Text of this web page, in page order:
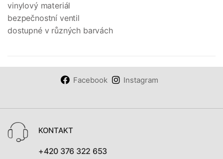
vinylový materiál
bezpečnostní ventil
dostupné v různých barvách
Facebook Instagram
KONTAKT
+420 376 322 653